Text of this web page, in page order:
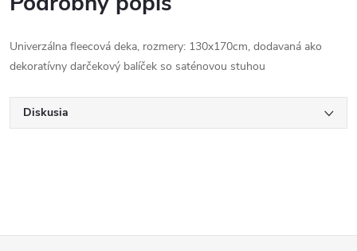
Univerzálna fleecová deka, rozmery: 130x170cm, dodavaná ako
dekoratívny darčekový balíček so saténovou stuhou
Diskusia